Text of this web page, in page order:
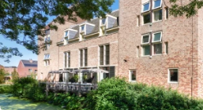
Industriële locatie
Kasteel en landgoed
Kleine / intieme locatie
Locaties aan zee
Museum